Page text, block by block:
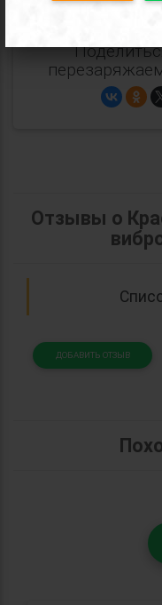
виброяйцо Baile
Отзывы о
ДОБАВИТЬ ОТЗЫВ